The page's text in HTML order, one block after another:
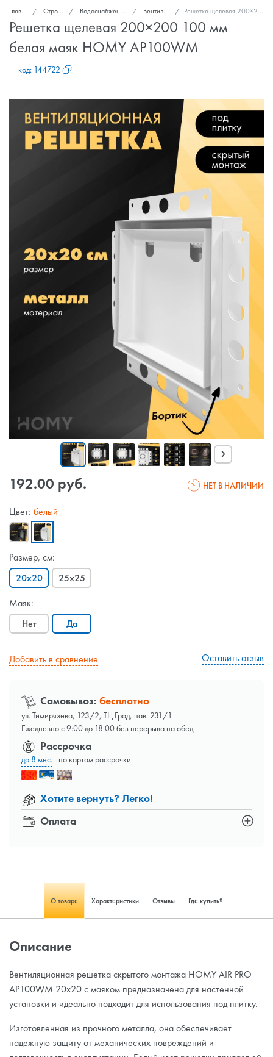
Главная Стройка и ремонт Водоснабжение, канализация, вентиляция Вентиляционные решетки Решетка щелевая 200×200 100 мм белая маяк HOMY AP100WM
Решетка щелевая 200×200 100 мм
белая маяк HOMY AP100WM
код: 144722
›
192.00 руб. НЕТ В НАЛИЧИИ
Цвет: белый
Размер, см:
20x20
25x25
Маяк:
Нет
Да
Добавить в сравнение Оставить отзыв
Самовывоз: бесплатно
ул. Тимирязева, 123/2, ТЦ Град, пав. 231/1
Ежедневно с 9:00 до 18:00 без перерыва на обед
Оплата
Рассрочка
до 8 мес.- по картам рассрочки
Хотите вернуть? Легко!
О товаре Характеристики Отзывы Где купить?
Описание
Вентиляционная решетка скрытого монтажа HOMY AIR PRO
AP100WM 20x20 с маяком предназначена для настенной
установки и идеально подходит для использования под плитку.
Изготовленная из прочного металла, она обеспечивает
надежную защиту от механических повреждений и